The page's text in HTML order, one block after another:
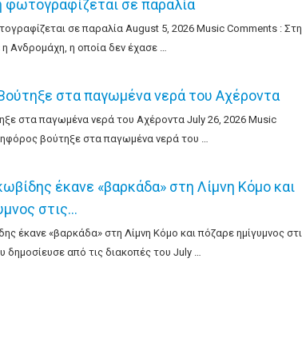
φωτογραφίζεται σε παραλία
σε παραλία August 5, 2026 Music Comments :
Ανδρομάχη, η οποία δεν έχασε …
στα παγωμένα νερά του Αχέροντα
στα παγωμένα νερά του Αχέροντα July 26, 2026 Music
βούτηξε στα παγωμένα νερά του …
έκανε «βαρκάδα» στη Λίμνη Κόμο και
στις…
έκανε «βαρκάδα» στη Λίμνη Κόμο και πόζαρε ημίγυμνος
από τις διακοπές του July …